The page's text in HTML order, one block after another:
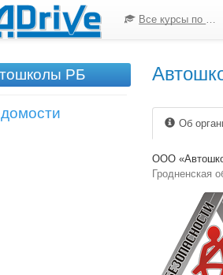
Все курсы по ПДД
РБ
Об
ООО
Гродненская